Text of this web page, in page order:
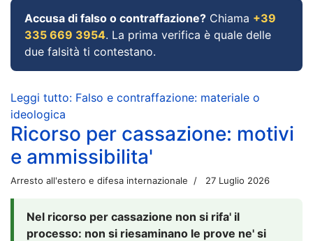
Accusa di falso o contraffazione? Chiama +39
335 669 3954. La prima verifica è quale delle
due falsità ti contestano.
Leggi tutto: Falso e contraffazione: materiale o
ideologica
Ricorso per cassazione: motivi
e ammissibilita'
Arresto all'estero e difesa internazionale 27 Luglio 2026
Nel ricorso per cassazione non si rifa' il
processo: non si riesaminano le prove ne' si